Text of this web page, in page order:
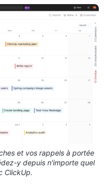
et vos rappels à portée
y depuis n'importe quel
ClickUp.